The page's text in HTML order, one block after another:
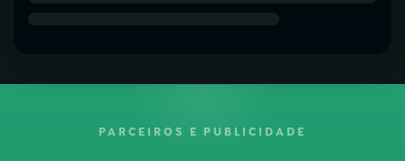
PARCEIROS E PUBLICIDADE